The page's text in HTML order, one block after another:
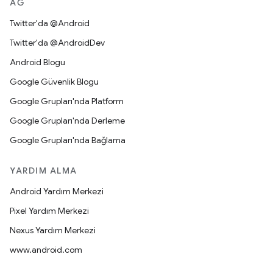
AĞ
Twitter'da @Android
Twitter'da @AndroidDev
Android Blogu
Google Güvenlik Blogu
Google Grupları'nda Platform
Google Grupları'nda Derleme
Google Grupları'nda Bağlama
YARDIM ALMA
Android Yardım Merkezi
Pixel Yardım Merkezi
Nexus Yardım Merkezi
www.android.com